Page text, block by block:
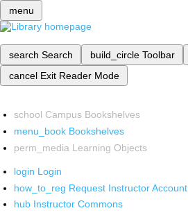
menu
search Search build_circle Toolbar
cancel Exit Reader Mode
school Campus Bookshelves
menu_book Bookshelves
perm_media Learning Objects
login Login
how_to_reg Request Instructor Account
hub Instructor Commons